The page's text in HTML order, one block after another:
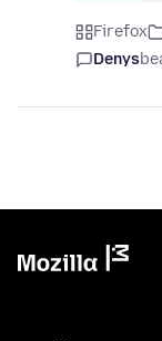
Firefox
Denys